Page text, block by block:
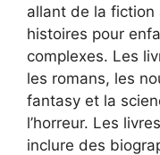
allant de la
histoires pour
complexes. Les
les romans, les
fantasy et la
l’horreur. Les
inclure des